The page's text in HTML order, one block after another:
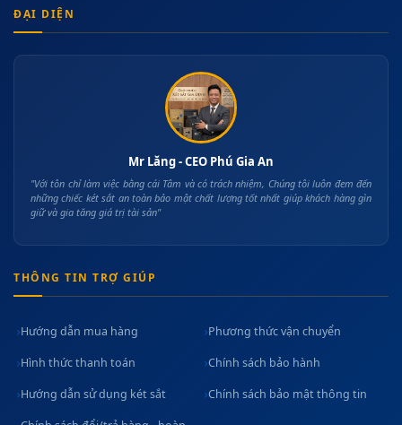
ĐẠI DIỆN
Mr Lăng - CEO Phú Gia An
"Với tôn chỉ làm việc bằng cái Tâm và có trách nhiệm, Chúng tôi luôn đem đến
những chiếc két sắt an toàn bảo mật chất lượng tốt nhất giúp khách hàng gìn
giữ và gia tăng giá trị tài sản"
THÔNG TIN TRỢ GIÚP
Hướng dẫn mua hàng Phương thức vận chuyển
Hình thức thanh toán Chính sách bảo hành
Hướng dẫn sử dụng két sắt Chính sách bảo mật thông tin